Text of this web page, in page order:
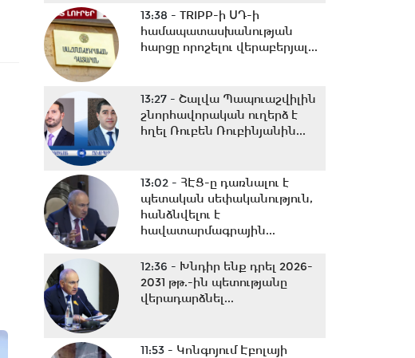
13:38 - TRIPP-ի ՍԴ-ի
համապատասխանության
հարցը որոշելու վերաբերյալ...
13:27 - Շալվա Պապուաշվիլին
շնորհավորական ուղերձ է
հղել Ռուբեն Ռուբինյանին...
13:02 - ՀԷՑ-ը դառնալու է
պետական սեփականություն,
հանձնվելու է
հավատարմագրային...
12:36 - Խնդիր ենք դրել 2026-
2031 թթ.-ին պետությանը
վերադարձնել...
11:53 - Կոնգոյում Էբոլայի